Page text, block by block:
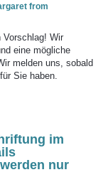
from
Vorschlag! Wir
eine mögliche
melden uns, sobald
Sie haben.
im
nur